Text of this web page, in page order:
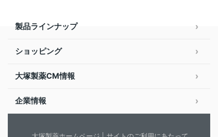
製品ラインナップ
ショッピング
大塚製薬CM情報
企業情報